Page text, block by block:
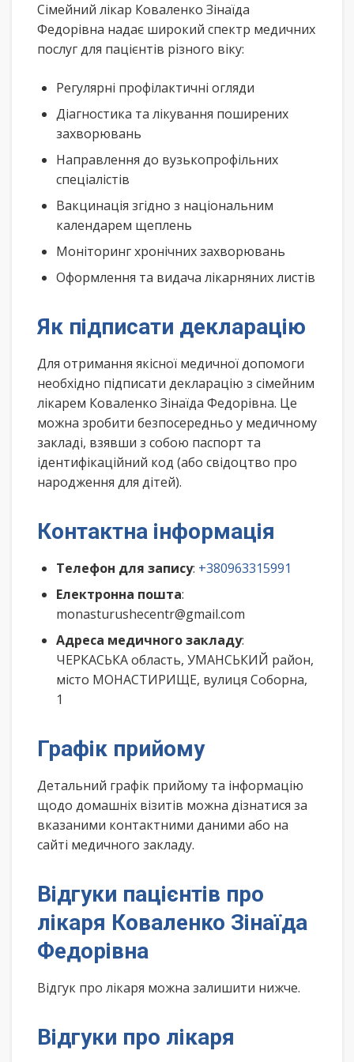
Сімейний лікар Коваленко Зінаїда
Федорівна надає широкий спектр медичних
послуг для пацієнтів різного віку:
Регулярні профілактичні огляди
Діагностика та лікування поширених
захворювань
Направлення до вузькопрофільних
спеціалістів
Вакцинація згідно з національним
календарем щеплень
Моніторинг хронічних захворювань
Оформлення та видача лікарняних листів
Як підписати декларацію
Для отримання якісної медичної допомоги
необхідно підписати декларацію з сімейним
лікарем Коваленко Зінаїда Федорівна. Це
можна зробити безпосередньо у медичному
закладі, взявши з собою паспорт та
ідентифікаційний код (або свідоцтво про
народження для дітей).
Контактна інформація
Телефон для запису: +380963315991
Електронна пошта:
monasturushecentr@gmail.com
Адреса медичного закладу:
ЧЕРКАСЬКА область, УМАНСЬКИЙ район,
місто МОНАСТИРИЩЕ, вулиця Соборна,
1
Графік прийому
Детальний графік прийому та інформацію
щодо домашніх візитів можна дізнатися за
вказаними контактними даними або на
сайті медичного закладу.
Відгуки пацієнтів про
лікаря Коваленко Зінаїда
Федорівна
Відгук про лікаря можна залишити нижче.
Відгуки про лікаря